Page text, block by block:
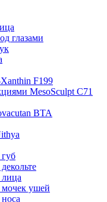
глазами
F199
MesoSculpt C71
BTA
мочек ушей